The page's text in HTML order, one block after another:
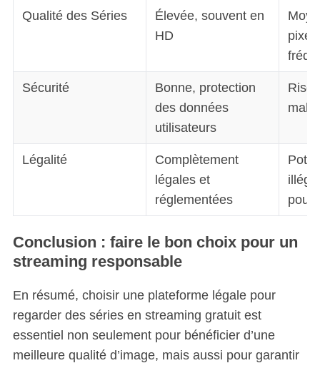
Qualité des Séries
Élevée, souvent en
HD
Sécurité
Bonne, protection
des données
utilisateurs
Légalité
Complètement
légales et
réglementées
Conclusion : faire le bon choix pour un
streaming responsable
En résumé, choisir une plateforme légale pour
regarder des séries en streaming gratuit est
essentiel non seulement pour bénéficier d’une
meilleure qualité d’image, mais aussi pour garantir